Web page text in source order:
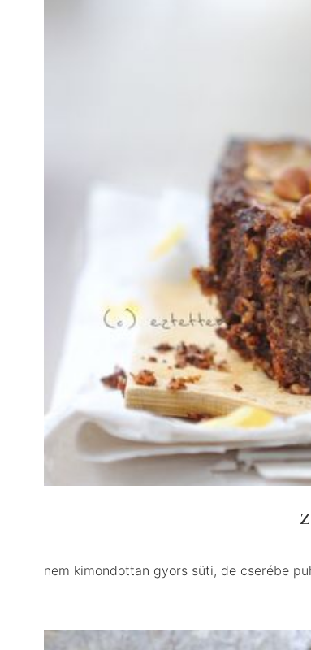
nem kimondottan gyors süti, de cserébe